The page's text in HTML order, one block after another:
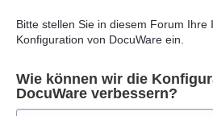
Bitte stellen Sie in diesem Forum Ihre
Konfiguration von DocuWare ein.
Wie können wir die
DocuWare verbessern?